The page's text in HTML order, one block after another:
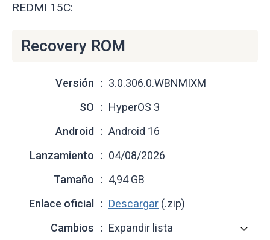
REDMI 15C:
Recovery ROM
Versión
3.0.306.0.WBNMIXM
SO
HyperOS 3
Android
Android 16
Lanzamiento
04/08/2026
Tamaño
4,94 GB
Enlace oficial
Descargar (.zip)
Cambios
Expandir lista